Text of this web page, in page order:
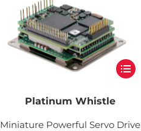
Platinum Whistle
Miniature Powerful Servo Drive